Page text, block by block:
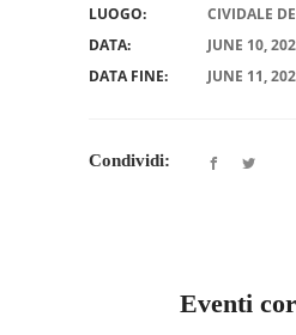
LUOGO:
CIVIDALE
DATA:
JUNE 10,
DATA FINE:
JUNE 11,
Condividi:
Eventi